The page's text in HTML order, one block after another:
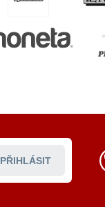
PŘIHLÁSIT